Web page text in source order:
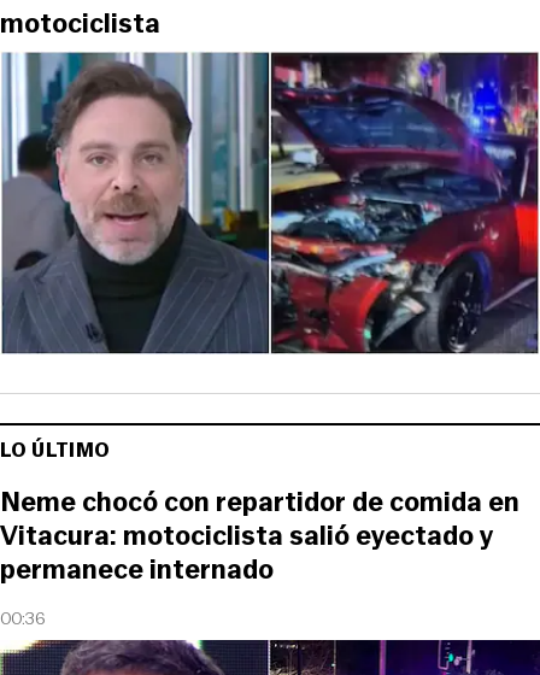
motociclista
LO ÚLTIMO
00:36
Neme chocó con repartidor de comida en
Vitacura: motociclista salió eyectado y
permanece internado